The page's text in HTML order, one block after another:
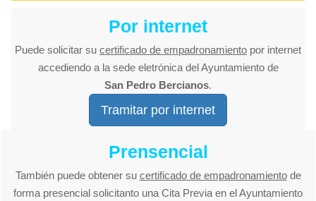
Por internet
Puede solicitar su certificado de empadronamiento por internet
accediendo a la sede eletrónica del Ayuntamiento de
San Pedro Bercianos.
Tramitar por internet
Prensencial
También puede obtener su certificado de empadronamientode
forma presencial solicitanto una Cita Previa en el Ayuntamiento